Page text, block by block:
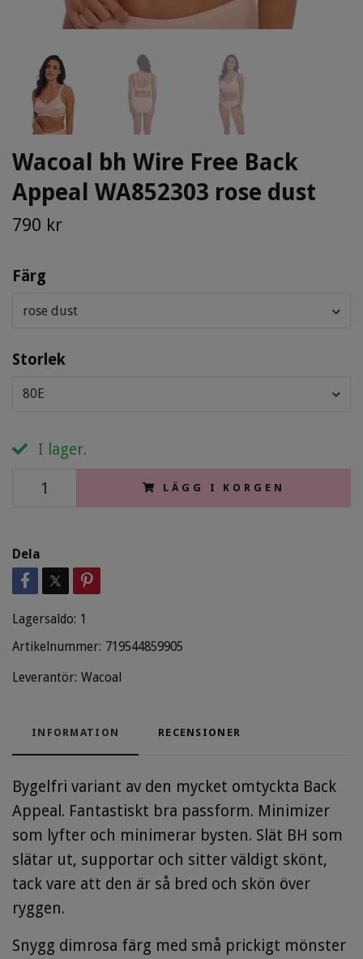
Wacoal bh Wire Free Back
Appeal WA852303 rose dust
790 kr
Färg
rose dust
Storlek
80E
I lager.
LÄGG I KORGEN
Dela
Lagersaldo: 1
Artikelnummer: 719544859905
Leverantör: Wacoal
INFORMATION RECENSIONER
Bygelfri variant av den mycket omtyckta Back
Appeal. Fantastiskt bra passform. Minimizer
som lyfter och minimerar bysten. Slät BH som
slätar ut, supportar och sitter väldigt skönt,
tack vare att den är så bred och skön över
ryggen.
Snygg dimrosa färg med små prickigt mönster